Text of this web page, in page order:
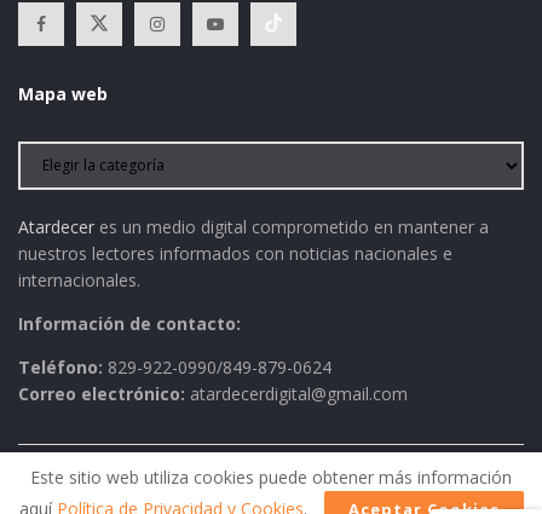
Mapa web
Atardecer es un medio digital comprometido en mantener a
nuestros lectores informados con noticias nacionales e
internacionales.
Información de contacto:
Teléfono: 829-922-0990/849-879-0624
Correo electrónico: atardecerdigital@gmail.com
Política de Privacidad AVISO LEGAL Contactos
Este sitio web utiliza cookies puede obtener más información
aquí Política de Privacidad y Cookies. Aceptar Cookies